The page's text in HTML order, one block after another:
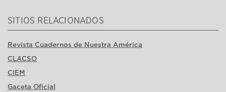
SITIOS RELACIONADOS
Revista Cuadernos de Nuestra América
CLACSO
CIEM
Gaceta Oficial